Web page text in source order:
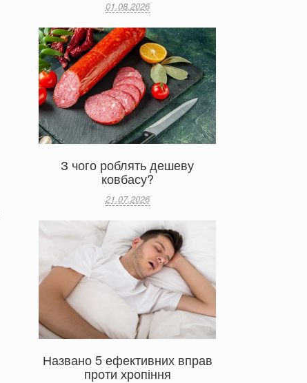
01.08.2026
З чого роблять дешеву
ковбасу?
21.07.2026
Названо 5 ефективних вправ
проти хропіння